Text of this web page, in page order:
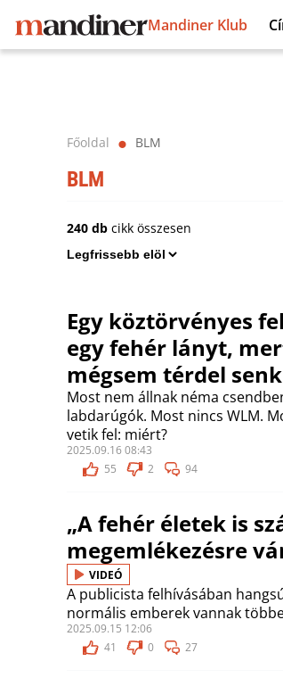
Mandiner Klub
Főoldal ⬤ BLM
BLM
240 db cikk összesen
Egy köztörvényes
egy fehér lányt,
mégsem térdel
Most nem állnak néma
labdarúgók. Most nincs WLM.
vetik fel: miért?
2025.09.16 08:43
55
2 94
„A fehér életek is
megemlékezésre
VIDEÓ
A publicista felhívásában
normális emberek vannak
2025.09.15 12:06
41
0 27